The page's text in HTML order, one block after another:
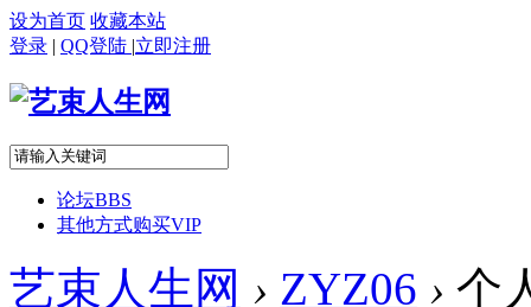
设为首页 收藏本站
登录 | QQ登陆 |立即注册
论坛BBS
其他方式购买VIP
艺束人生网 › ZYZ06 › 个